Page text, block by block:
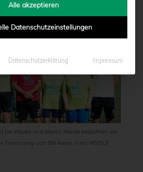
Jan Klauke und Marius Mause besuchten am
Feriencamp von BW Aasee. Foto: MS/SCP
Alle akzeptieren
Datenschutzeinstellungen
Datenschutzerklärung Impressum